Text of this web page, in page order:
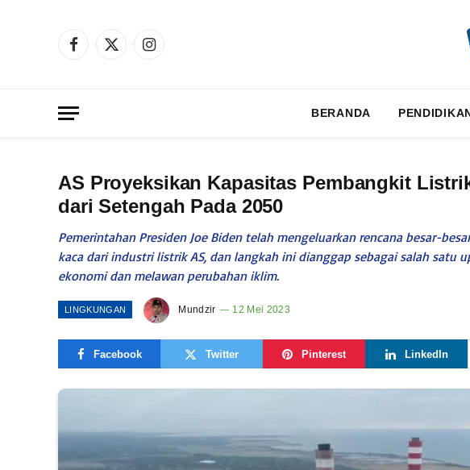
Facebook
X
Instagram
BERANDA
AS Proyeksikan Kapasitas Pembangkit
dari Setengah Pada 2050
Pemerintahan Presiden Joe Biden telah mengeluarkan rencana besar-
kaca dari industri listrik AS, dan langkah ini dianggap sebagai salah satu
ekonomi dan melawan perubahan iklim.
LINGKUNGAN Mundzir 12 Mei 2023
Facebook Twitter Pinterest LinkedIn